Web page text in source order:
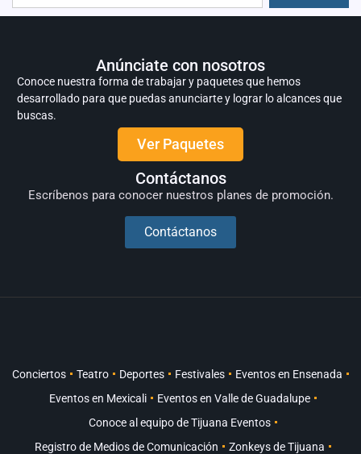
Anúnciate con nosotros
Conoce nuestra forma de trabajar y paquetes que hemos
desarrollado para que puedas anunciarte y lograr lo alcances que
buscas.
Ver Paquetes
Contáctanos
Escríbenos para conocer nuestros planes de promoción.
Contáctanos
Conciertos Teatro Deportes Festivales
Eventos en Ensenada
Eventos en Mexicali
Eventos en Valle de Guadalupe
Conoce al equipo de Tijuana Eventos
Registro de Medios de Comunicación
Zonkeys de Tijuana